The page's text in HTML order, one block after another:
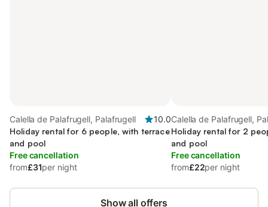
Calella de Palafrugell, Palafrugell
10.0
Holiday rental for 6 people, with terrace
and pool
Free cancellation
from£31per night
Calella de Palafrugell,
Holiday rental for 2
and pool
Free cancellation
from£22per night
Show all offers